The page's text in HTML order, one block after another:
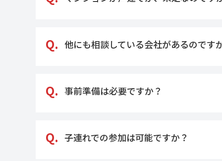
Q. 他にも相談している会社があるのです
Q. 事前準備は必要ですか？
Q. 子連れでの参加は可能ですか？